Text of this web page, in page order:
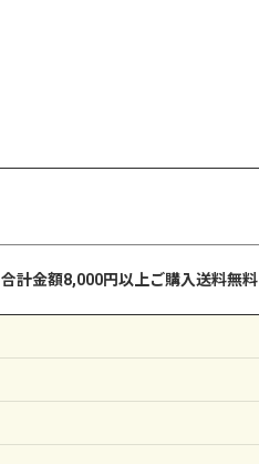
合計金額8,000円以上ご購入送料無料